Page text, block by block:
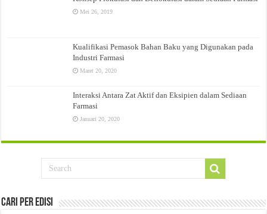
Mei 26, 2019
Kualifikasi Pemasok Bahan Baku yang Digunakan pada
Industri Farmasi
Maret 20, 2020
Interaksi Antara Zat Aktif dan Eksipien dalam Sediaan
Farmasi
Januari 20, 2020
Cari Per Edisi